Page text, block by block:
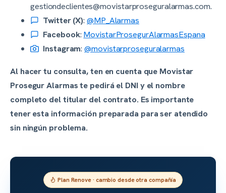
gestiondeclientes@movistarproseguralarmas.com.
Twitter (X):@MP_Alarmas
Facebook: MovistarProsegurAlarmasEspana
Instagram:@movistarproseguralarmas
Al hacer tu consulta, ten en cuenta que Movistar
Prosegur Alarmas te pedirá el DNI y el nombre
completo del titular del contrato. Es importante
tener esta información preparada para ser atendido
sin ningún problema.
Plan Renove · cambio desde otra compañía